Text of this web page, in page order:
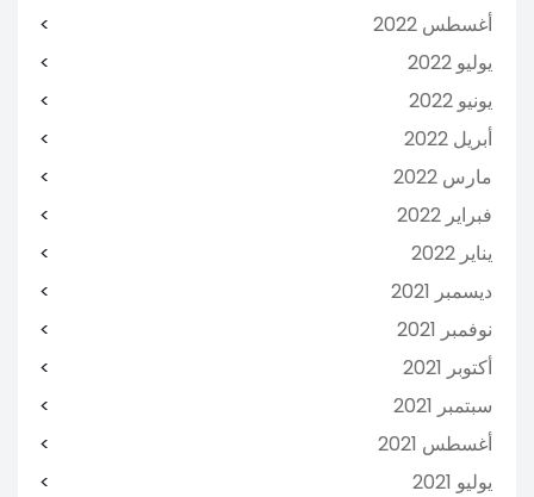
أغسطس 2022
يوليو 2022
يونيو 2022
أبريل 2022
مارس 2022
فبراير 2022
يناير 2022
ديسمبر 2021
نوفمبر 2021
أكتوبر 2021
سبتمبر 2021
أغسطس 2021
يوليو 2021